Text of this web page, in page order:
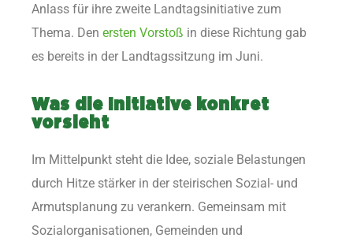
Anlass für ihre zweite Landtagsinitiative zum
Thema. Den ersten Vorstoß in diese Richtung gab
es bereits in der Landtagssitzung im Juni.
Was die Initiative konkret
vorsieht
Im Mittelpunkt steht die Idee, soziale Belastungen
durch Hitze stärker in der steirischen Sozial- und
Armutsplanung zu verankern. Gemeinsam mit
Sozialorganisationen, Gemeinden und